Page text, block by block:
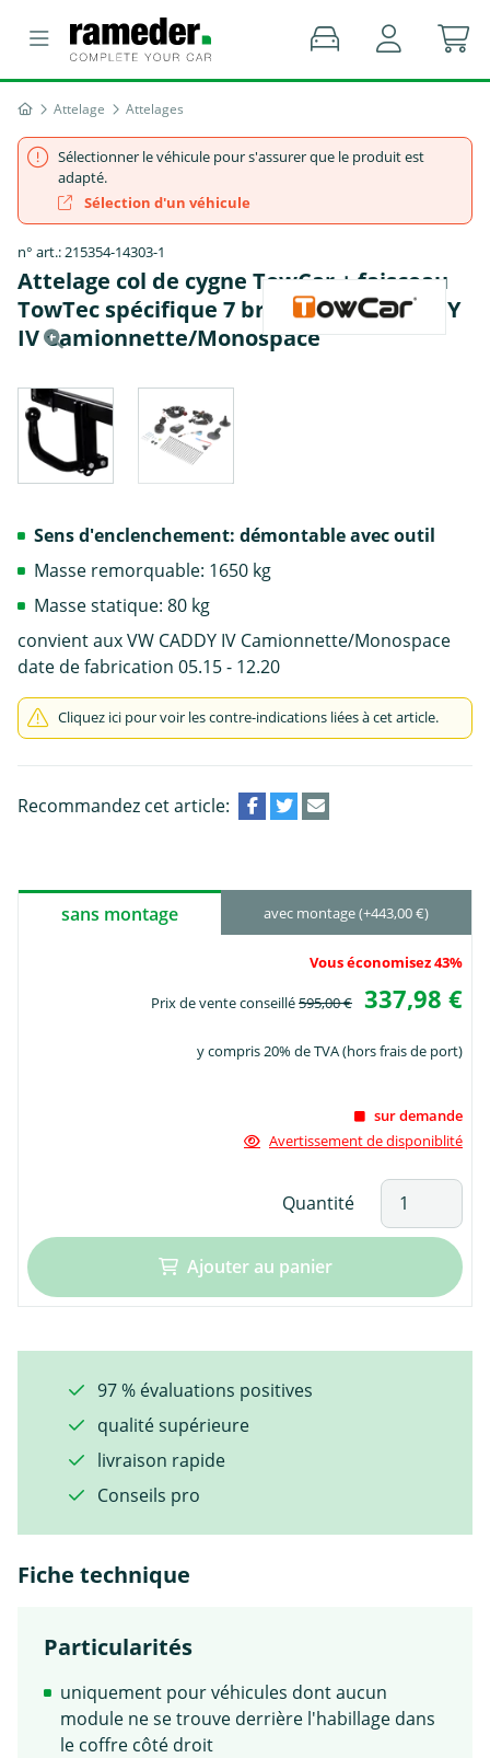
Attelage Attelages
Sélectionner le véhicule pour s'assurer que le produit est
adapté.
Sélection d'un véhicule
n° art.: 215354-14303-1
Attelage col de cygne TowCar + faisceau
TowTec spécifique 7 broches - VW CADDY
IV Camionnette/Monospace
Sens d'enclenchement: démontable avec outil
Masse remorquable: 1650 kg
Masse statique: 80 kg
convient aux VW CADDY IV Camionnette/Monospace
date de fabrication 05.15 - 12.20
Cliquez ici pour voir les contre-indications liées à cet article.
Recommandez cet article:
sans montage avec montage (+443,00 €)
Vous économisez 43%
Prix de vente conseillé595,00 € 337,98 €
y compris 20% de TVA (hors frais de port)
sur demande
Avertissement de disponiblité
Quantité
Ajouter au panier
97 % évaluations positives
qualité supérieure
livraison rapide
Conseils pro
Fiche technique
Particularités
uniquement pour véhicules dont aucun
module ne se trouve derrière l'habillage dans
le coffre côté droit